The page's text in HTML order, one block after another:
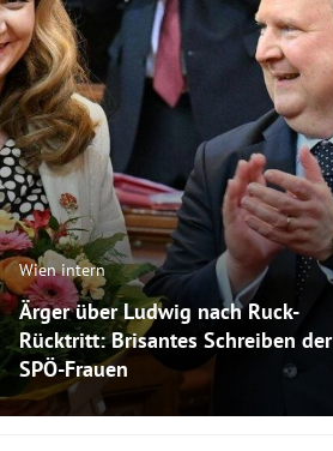
Wien intern
Ärger über Ludwig nach Ruck-
Rücktritt: Brisantes Schreiben der
SPÖ-Frauen